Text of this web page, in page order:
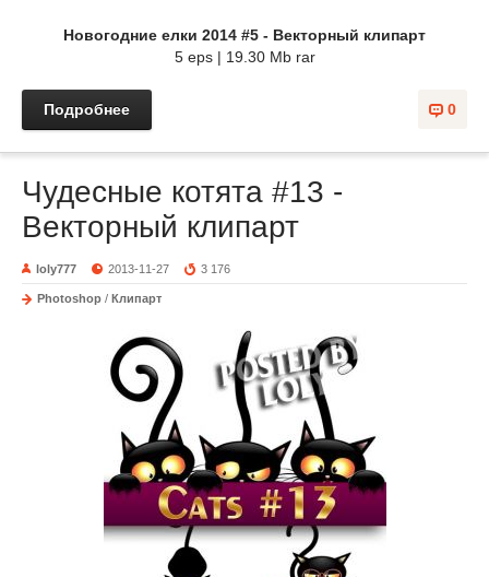
Новогодние елки 2014 #5 - Векторный клипарт
5 eps | 19.30 Mb rar
0
Подробнее
Чудесные котята #13 -
Векторный клипарт
loly777 2013-11-27 3 176
Photoshop / Клипарт